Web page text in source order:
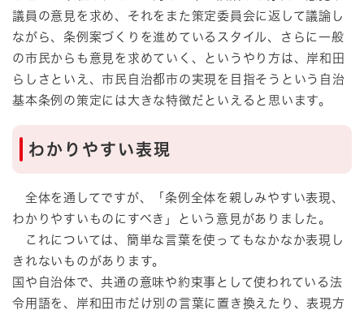
議員の意見を求め、それをまた策定委員会に返して議論し
ながら、条例案づくりを進めているスタイル、さらに一般
の市民からも意見を求めていく、というやり方は、岸和田
らしさといえ、市民自治都市の実現を目指そうという自治
基本条例の策定には大きな特徴だといえると思います。
わかりやすい表現
全体を通してですが、「条例全体を親しみやすい表現、
わかりやすいものにすべき」という意見がありました。
これについては、簡単な言葉を使ってもなかなか表現し
きれないものがあります。
国や自治体で、共通の意味や約束事として使われている法
令用語を、岸和田市だけ別の言葉に置き換えたり、表現方